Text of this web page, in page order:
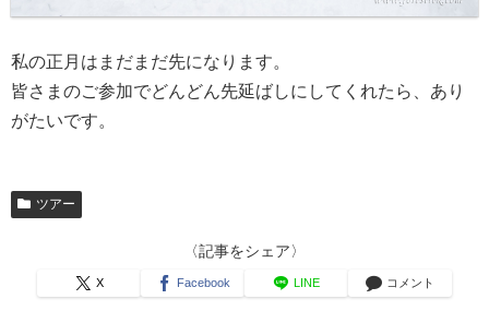
私の正月はまだまだ先になります。
皆さまのご参加でどんどん先延ばしにしてくれたら、あり
がたいです。
ツアー
〈記事をシェア〉
X Facebook LINE コメント